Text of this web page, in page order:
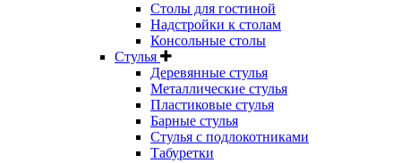
Столы для гостиной
Надстройки к столам
Консольные столы
Стулья
Деревянные стулья
Металлические стулья
Пластиковые стулья
Барные стулья
Стулья с подлокотниками
Табуретки